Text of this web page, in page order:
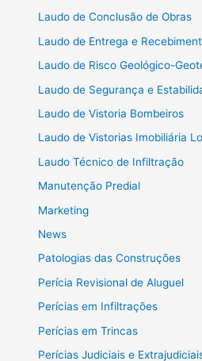
Laudo de Conclusão de Obras
Laudo de Entrega e
Laudo de Risco Geológico-
Laudo de Segurança e
Laudo de Vistoria Bombeiros
Laudo de Vistorias Imobiliária
Laudo Técnico de Infiltração
Manutenção Predial
Marketing
News
Patologias das Construções
Perícia Revisional de Aluguel
Perícias em Infiltrações
Perícias em Trincas
Perícias Judiciais e